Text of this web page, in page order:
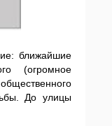
ближайшие
(огромное
До улицы